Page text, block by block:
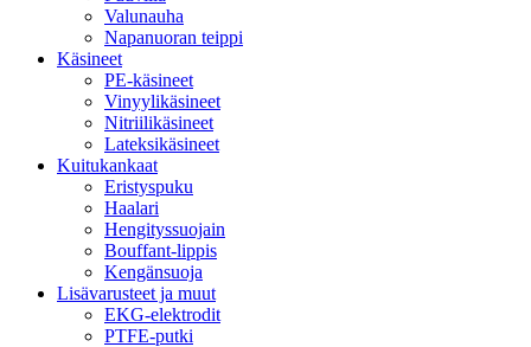
Valunauha
Napanuoran teippi
Käsineet
PE-käsineet
Vinyylikäsineet
Nitriilikäsineet
Lateksikäsineet
Kuitukankaat
Eristyspuku
Haalari
Hengityssuojain
Bouffant-lippis
Kengänsuoja
Lisävarusteet ja muut
EKG-elektrodit
PTFE-putki